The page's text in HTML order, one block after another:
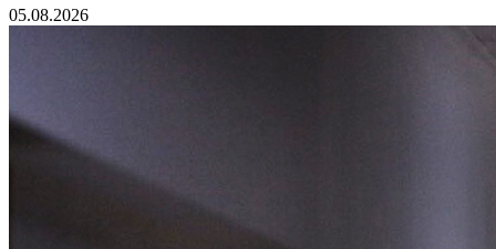
05.08.2026